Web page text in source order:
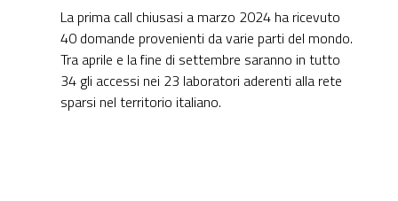
La prima call chiusasi a marzo 2024 ha ricevuto
40 domande provenienti da varie parti del mondo.
Tra aprile e la fine di settembre saranno in tutto
34 gli accessi nei 23 laboratori aderenti alla rete
sparsi nel territorio italiano.